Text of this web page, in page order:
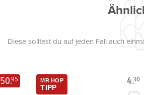
Diese solltest du auf jeden Fall auch
50.95 4.30
MR HOP
TIPP